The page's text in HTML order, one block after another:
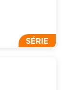
SÉRIE